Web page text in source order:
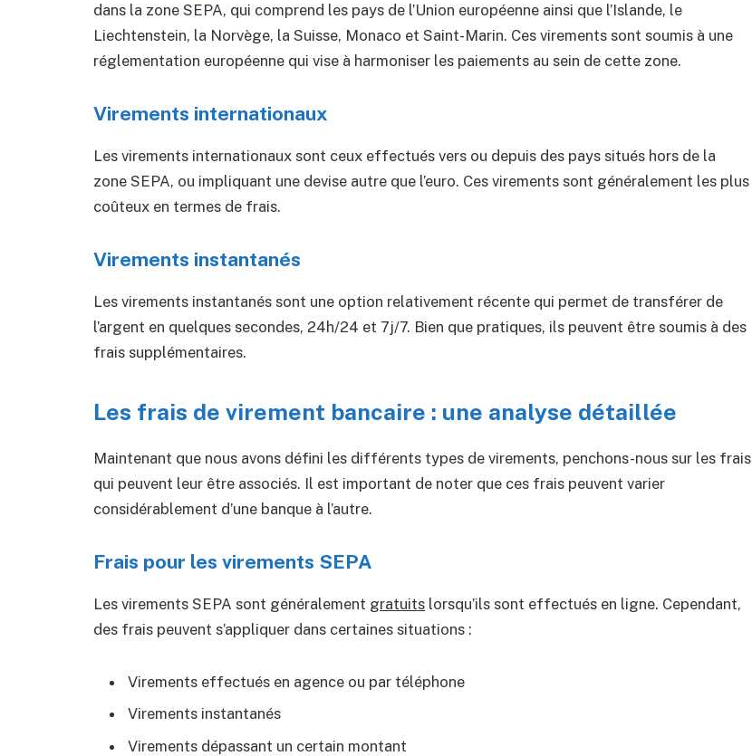
dans la zone SEPA, qui comprend les pays de l’Union européenne ainsi que l’Islande, le
Liechtenstein, la Norvège, la Suisse, Monaco et Saint-Marin. Ces virements sont soumis à une
réglementation européenne qui vise à harmoniser les paiements au sein de cette zone.
Virements internationaux
Les virements internationaux sont ceux effectués vers ou depuis des pays situés hors de la
zone SEPA, ou impliquant une devise autre que l’euro. Ces virements sont généralement les plus
coûteux en termes de frais.
Virements instantanés
Les virements instantanés sont une option relativement récente qui permet de transférer de
l’argent en quelques secondes, 24h/24 et 7j/7. Bien que pratiques, ils peuvent être soumis à des
frais supplémentaires.
Les frais de virement bancaire : une analyse détaillée
Maintenant que nous avons défini les différents types de virements, penchons-nous sur les frais
qui peuvent leur être associés. Il est important de noter que ces frais peuvent varier
considérablement d’une banque à l’autre.
Frais pour les virements SEPA
Les virements SEPA sont généralement gratuits lorsqu’ils sont effectués en ligne. Cependant,
des frais peuvent s’appliquer dans certaines situations :
Virements effectués en agence ou par téléphone
Virements instantanés
Virements dépassant un certain montant